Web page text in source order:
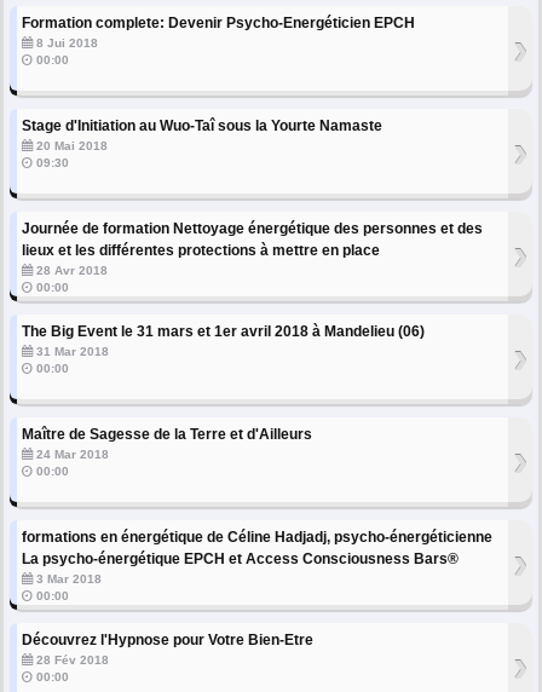
Formation complete: Devenir Psycho-Energéticien EPCH
8 Jui 2018
00:00
›
Stage d'Initiation au Wuo-Taî sous la Yourte Namaste
20 Mai 2018
09:30
›
Journée de formation Nettoyage énergétique des personnes et des
lieux et les différentes protections à mettre en place
28 Avr 2018
00:00
›
The Big Event le 31 mars et 1er avril 2018 à Mandelieu (06)
31 Mar 2018
00:00
›
Maître de Sagesse de la Terre et d'Ailleurs
24 Mar 2018
00:00
›
formations en énergétique de Céline Hadjadj, psycho-énergéticienne
La psycho-énergétique EPCH et Access Consciousness Bars®
3 Mar 2018
00:00
›
Découvrez l'Hypnose pour Votre Bien-Etre
28 Fév 2018
00:00
›